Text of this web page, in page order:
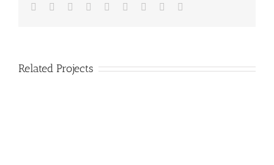
Facebook
TwitterLinkedin
Reddit TumblrGoogle+Pinterest
Related Projects